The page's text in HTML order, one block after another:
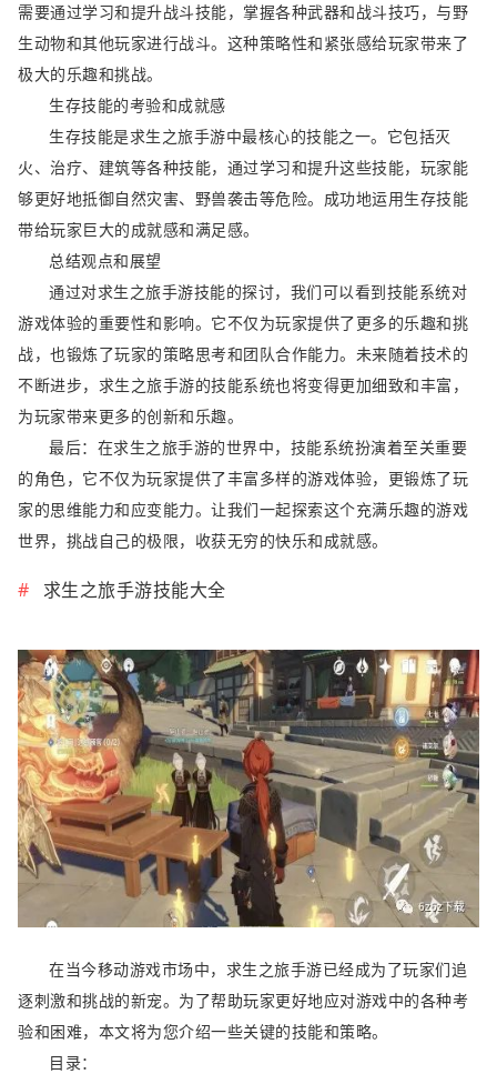
需要通过学习和提升战斗技能，掌握各种武器和战斗技巧，与野
生动物和其他玩家进行战斗。这种策略性和紧张感给玩家带来了
极大的乐趣和挑战。
生存技能的考验和成就感
生存技能是求生之旅手游中最核心的技能之一。它包括灭
火、治疗、建筑等各种技能，通过学习和提升这些技能，玩家能
够更好地抵御自然灾害、野兽袭击等危险。成功地运用生存技能
带给玩家巨大的成就感和满足感。
总结观点和展望
通过对求生之旅手游技能的探讨，我们可以看到技能系统对
游戏体验的重要性和影响。它不仅为玩家提供了更多的乐趣和挑
战，也锻炼了玩家的策略思考和团队合作能力。未来随着技术的
不断进步，求生之旅手游的技能系统也将变得更加细致和丰富，
为玩家带来更多的创新和乐趣。
最后：在求生之旅手游的世界中，技能系统扮演着至关重要
的角色，它不仅为玩家提供了丰富多样的游戏体验，更锻炼了玩
家的思维能力和应变能力。让我们一起探索这个充满乐趣的游戏
世界，挑战自己的极限，收获无穷的快乐和成就感。
求生之旅手游技能大全
在当今移动游戏市场中，求生之旅手游已经成为了玩家们追
逐刺激和挑战的新宠。为了帮助玩家更好地应对游戏中的各种考
验和困难，本文将为您介绍一些关键的技能和策略。
目录：